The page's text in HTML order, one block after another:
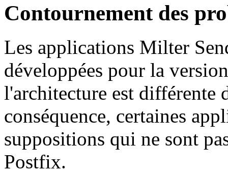
Contournement des
Les applications Milter
développées pour la
l'architecture est différente
conséquence, certaines
suppositions qui ne sont
Postfix.